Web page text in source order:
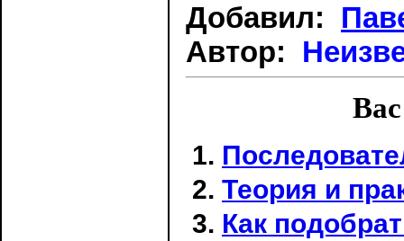
Добавил:
Автор:
Теория и
Как